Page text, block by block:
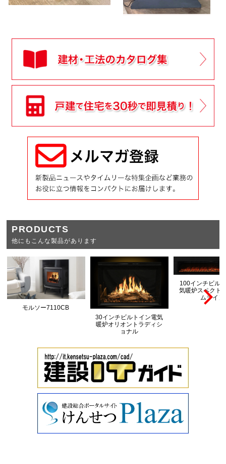
PRODUCTS
他にもこんな製品があります
モルソー7110CB
30インチビルトイン電気
暖炉オリオントラディシ
ョナル
100インチビル
気暖炉スペクト
ムライン